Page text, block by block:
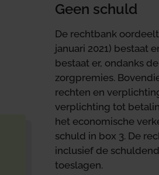
Geen schuld
De rechtbank
januari 2021) bestaat
bestaat er, ondanks
zorgpremies.
rechten en
verplichting tot
het economische
schuld in box 3. De
inclusief de
toeslagen.